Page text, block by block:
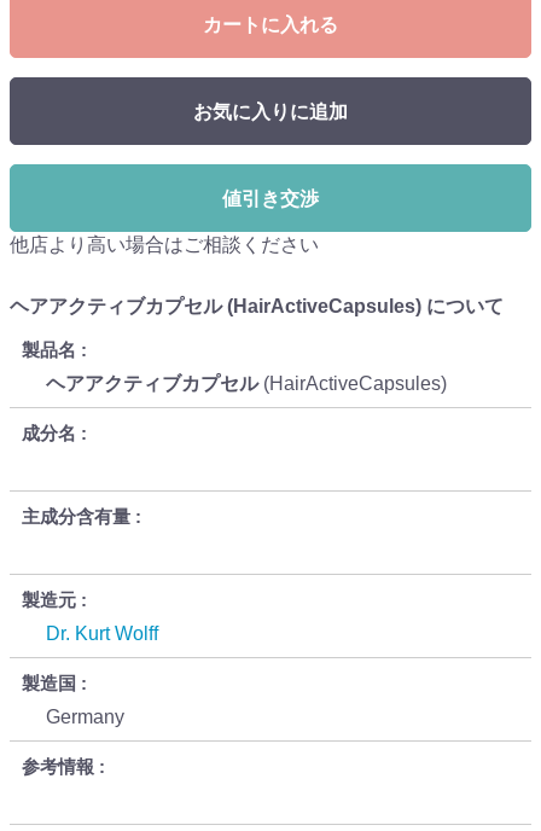
カートに入れる
お気に入りに追加
値引き交渉
他店より高い場合はご相談ください
ヘアアクティブカプセル (HairActiveCapsules) について
製品名
ヘアアクティブカプセル(HairActiveCapsules)
成分名
主成分含有量
製造元
Dr. Kurt Wolff
製造国
Germany
参考情報